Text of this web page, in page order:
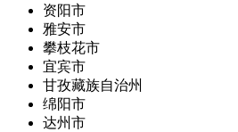
资阳市
雅安市
攀枝花市
宜宾市
甘孜藏族自治州
绵阳市
达州市